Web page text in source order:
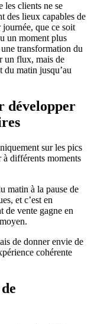
les clients ne se
des lieux capables de
que ce soit
un moment plus
transformation du
un flux, mais de
du matin jusqu’au
développer
sur les pics
à différents moments
matin à la pause de
et c’est en
de vente gagne en
de donner envie de
cohérente